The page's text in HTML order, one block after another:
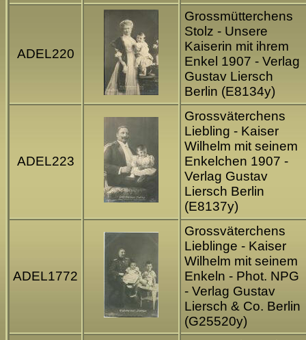
ADEL220
Grossmütterchens
Stolz - Unsere
Kaiserin mit ihrem
Enkel 1907 - Verlag
Gustav Liersch
Berlin (E8134y)
ADEL223
Grossväterchens
Liebling - Kaiser
Wilhelm mit seinem
Enkelchen 1907 -
Verlag Gustav
Liersch Berlin
(E8137y)
ADEL1772
Grossväterchens
Lieblinge - Kaiser
Wilhelm mit seinem
Enkeln - Phot. NPG
- Verlag Gustav
Liersch & Co. Berlin
(G25520y)